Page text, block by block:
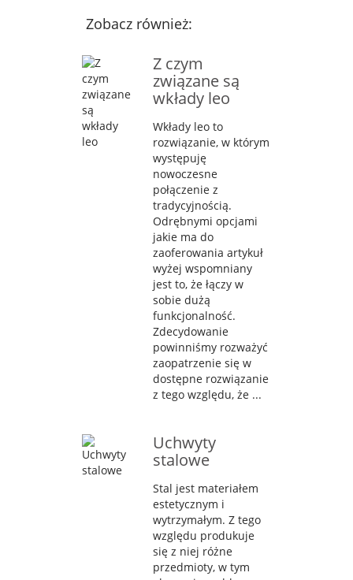
Zobacz również:
Z czym
związane są
wkłady leo
Wkłady leo to
rozwiązanie, w którym
występuję
nowoczesne
połączenie z
tradycyjnością.
Odrębnymi opcjami
jakie ma do
zaoferowania artykuł
wyżej wspomniany
jest to, że łączy w
sobie dużą
funkcjonalność.
Zdecydowanie
powinniśmy rozważyć
zaopatrzenie się w
dostępne rozwiązanie
z tego względu, że ...
Uchwyty
stalowe
Stal jest materiałem
estetycznym i
wytrzymałym. Z tego
względu produkuje
się z niej różne
przedmioty, w tym